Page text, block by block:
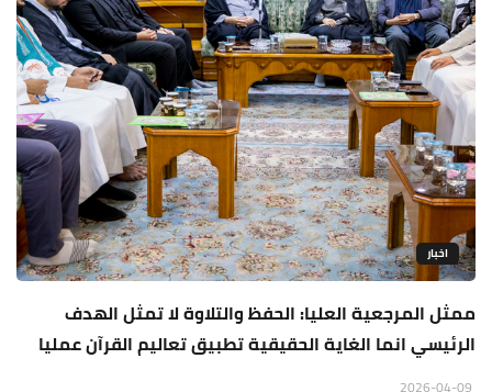
اخبار
ممثل المرجعية العليا: الحفظ والتلاوة لا تمثل الهدف
الرئيسي انما الغاية الحقيقية تطبيق تعاليم القرآن عمليا